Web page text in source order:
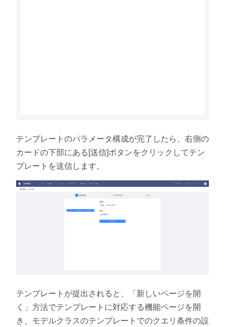
テンプレートのパラメータ構成が完了したら、右側の
カードの下部にある[送信]ボタンをクリックしてテン
プレートを送信します。
テンプレートが提出されると、「新しいページを開
く」方法でテンプレートに対応する機能ページを開
き、モデルクラスのテンプレートでのクエリ条件の設